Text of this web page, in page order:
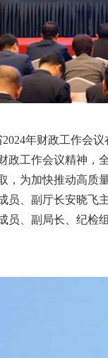
年财政工作会议
政工作会议精神，
，为加快推动高
员、副厅长安晓飞
员、副局长、纪检